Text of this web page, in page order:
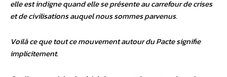
elle est indigne quand elle se présente au carrefour de crises
et de civilisations auquel nous sommes parvenus.
Voilà ce que tout ce mouvement autour du Pacte signifie
implicitement.